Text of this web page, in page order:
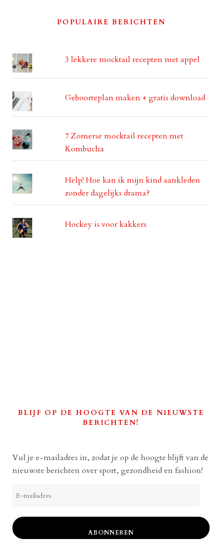
POPULAIRE BERICHTEN
3 lekkere mocktail recepten met appel
Geboorteplan maken + gratis download
7 Zomerse mocktail recepten met
Kombucha
Help! Hoe kan ik mijn kind aankleden
zonder dagelijks drama?
Hockey is voor kakkers
BLIJF OP DE HOOGTE VAN DE NIEUWSTE
BERICHTEN!
Vul je e-mailadres in, zodat je op de hoogte blijft van de
nieuwste berichten over sport, gezondheid en fashion!
mailadres
ABONNEREN